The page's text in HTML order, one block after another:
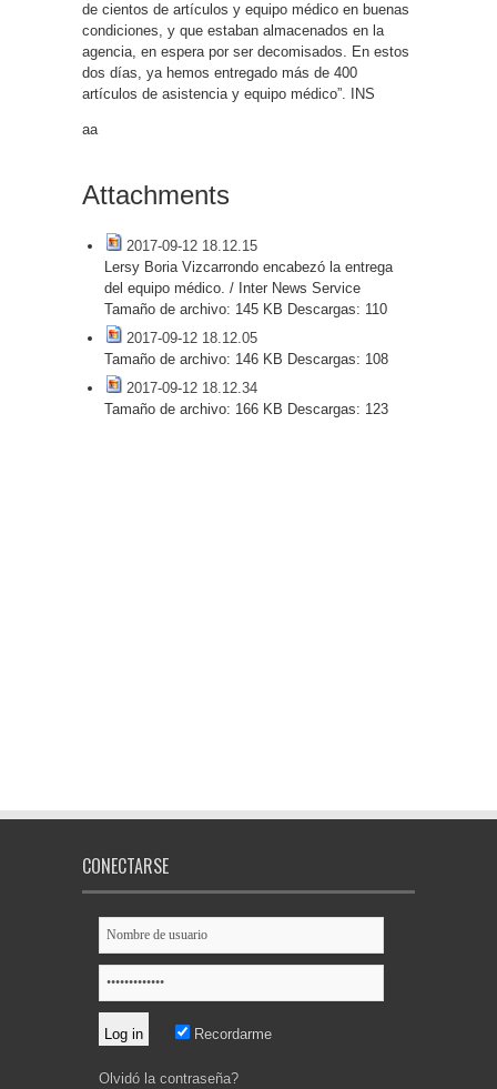
de cientos de artículos y equipo médico en buenas
condiciones, y que estaban almacenados en la
agencia, en espera por ser decomisados. En estos
dos días, ya hemos entregado más de 400
artículos de asistencia y equipo médico”. INS
aa
Attachments
2017-09-12 18.12.15
Lersy Boria Vizcarrondo encabezó la entrega
del equipo médico. / Inter News Service
Tamaño de archivo: 145 KB Descargas: 110
2017-09-12 18.12.05
Tamaño de archivo: 146 KB Descargas: 108
2017-09-12 18.12.34
Tamaño de archivo: 166 KB Descargas: 123
CONECTARSE
Recordarme
Olvidó la contraseña?